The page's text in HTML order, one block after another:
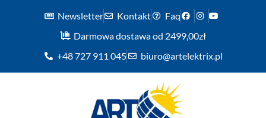
Newsletter Kontakt
Faq
Darmowa dostawa od 2499,00zł
+48 727 911 045
biuro@artelektrix.pl